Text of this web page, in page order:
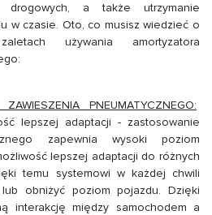
drogowych, a także utrzymanie
w czasie. Oto, co musisz wiedzieć o
używania amortyzatora
PNEUMATYCZNEGO:
lepszej adaptacji - zastosowanie
zapewnia wysoki poziom
lepszej adaptacji do różnych
temu systemowi w każdej chwili
obniżyć poziom pojazdu. Dzięki
interakcję między samochodem a